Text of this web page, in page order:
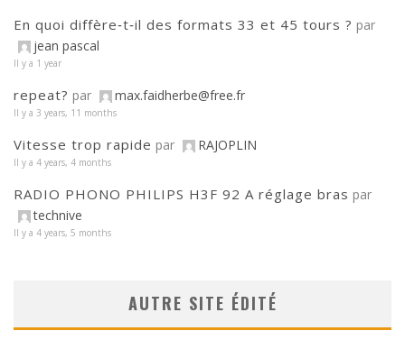
En quoi diffère‑t‑il des formats 33 et 45 tours ? par
jean pascal
Il y a 1 year
repeat? par max.faidherbe@free.fr
Il y a 3 years, 11 months
Vitesse trop rapide par RAJOPLIN
Il y a 4 years, 4 months
RADIO PHONO PHILIPS H3F 92 A réglage bras par
technive
Il y a 4 years, 5 months
AUTRE SITE ÉDITÉ